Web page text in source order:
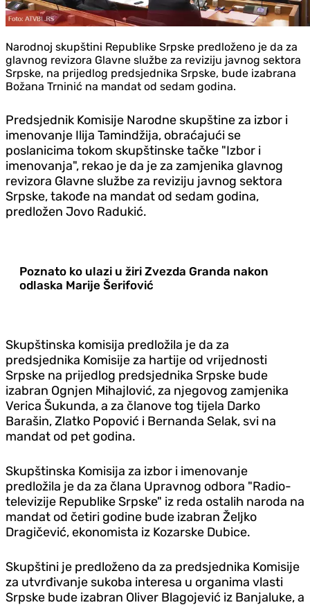
Narodnoj skupštini Republike Srpske predloženo je da za
glavnog revizora Glavne službe za reviziju javnog sektora
Srpske, na prijedlog predsjednika Srpske, bude izabrana
Božana Trninić na mandat od sedam godina.
Predsjednik Komisije Narodne skupštine za izbor i
imenovanje Ilija Tamindžija, obraćajući se
poslanicima tokom skupštinske tačke "Izbor i
imenovanja", rekao je da je za zamjenika glavnog
revizora Glavne službe za reviziju javnog sektora
Srpske, takođe na mandat od sedam godina,
predložen Jovo Radukić.
Poznato ko ulazi u žiri Zvezda Granda nakon
odlaska Marije Šerifović
Skupštinska komisija predložila je da za
predsjednika Komisije za hartije od vrijednosti
Srpske na prijedlog predsjednika Srpske bude
izabran Ognjen Mihajlović, za njegovog zamjenika
Verica Šukunda, a za članove tog tijela Darko
Barašin, Zlatko Popović i Bernanda Selak, svi na
mandat od pet godina.
Skupštinska Komisija za izbor i imenovanje
predložila je da za člana Upravnog odbora "Radio-
televizije Republike Srpske" iz reda ostalih naroda na
mandat od četiri godine bude izabran Željko
Dragičević, ekonomista iz Kozarske Dubice.
Skupštini je predloženo da za predsjednika Komisije
za utvrđivanje sukoba interesa u organima vlasti
Srpske bude izabran Oliver Blagojević iz Banjaluke, a